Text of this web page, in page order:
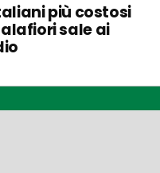
più costosi
sale ai